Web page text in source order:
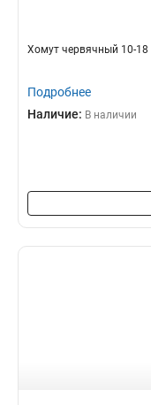
Хомут червячный 10-18
Подробнее
Наличие: В наличии